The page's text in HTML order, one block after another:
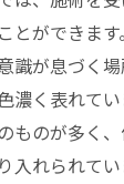
のエステで心
選商材で奏
エステで使
光る浅草橋
プロが奏で
とができま
識が息づく
濃く表れて
ものが多く
入れられて